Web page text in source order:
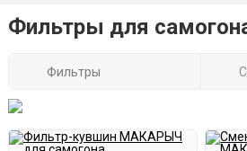
Фильтры для
Фильтры